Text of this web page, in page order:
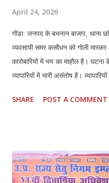
April 24, 2026
गोंडा: जनपद के बभनान बाजार, थाना
व्यवसायी समर कसौधन को गोली
कारोबारियों में भय का माहौल है।
व्यापारियों में भारी असंतोष है।
खुद बयान दिया है, जिसका वीडियो
दर्ज हो। 2. समय सीमा में खुलासा कर
बरामदगी हो। 3. स्वर्ण व्यवसायी
SHARE POST A COMMENT